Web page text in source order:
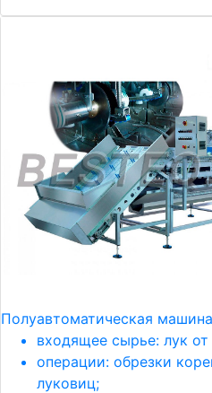
Полуавтоматическая
входящее сырье: лук
операции: обрезки
луковиц;